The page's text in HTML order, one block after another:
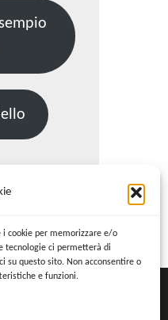
cookie per memorizzare e/o
tecnologie ci permetterà di
su questo sito. Non acconsentire o
e funzioni.